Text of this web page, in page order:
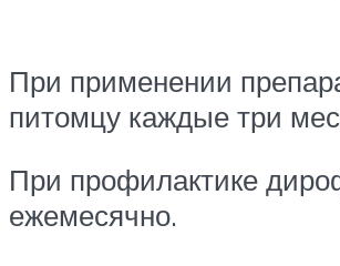
При применении
питомцу каждые три
При профилактике
ежемесячно.